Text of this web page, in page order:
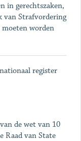
in gerechtszaken,
van Strafvordering
moeten worden
register
de wet van 10
Raad van State